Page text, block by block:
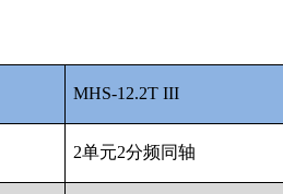
MHS-12.2T III
2单元2分频同轴